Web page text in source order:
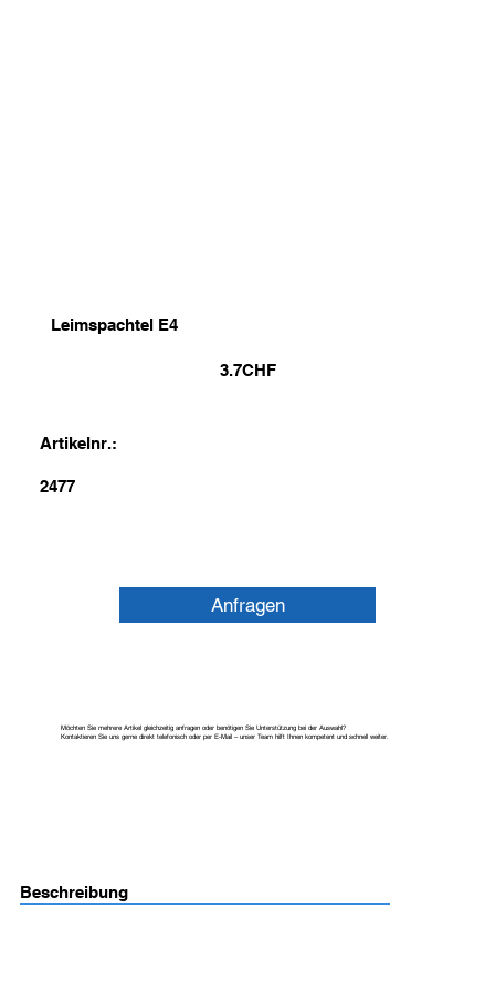
Leimspachtel E4
3.7CHF
Artikelnr.:
2477
Anfragen
Möchten Sie mehrere Artikel gleichzeitig anfragen oder benötigen Sie Unterstützung bei der Auswahl?
Kontaktieren Sie uns gerne direkt telefonisch oder per E-Mail – unser Team hilft Ihnen kompetent und schnell weiter.
Beschreibung